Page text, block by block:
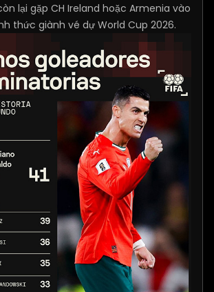
lại gặp CH Ireland hoặc Armenia vào
thức giành vé dự World Cup 2026.